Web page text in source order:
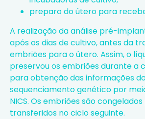
preparo do útero para
A realização da análise pré-
após os dias de cultivo, antes da
embriões para o útero. Assim, o
preservou os embriões durante a
para obtenção das informações
sequenciamento genético por
NICS. Os embriões são
transferidos no ciclo seguinte.